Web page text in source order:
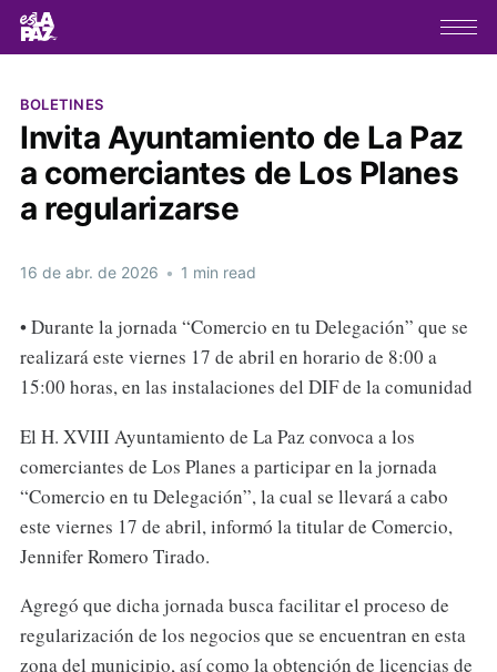
BOLETINES
Invita Ayuntamiento de La Paz
a comerciantes de Los Planes
a regularizarse
16 de abr. de 2026 • 1 min read
• Durante la jornada “Comercio en tu Delegación” que se
realizará este viernes 17 de abril en horario de 8:00 a
15:00 horas, en las instalaciones del DIF de la comunidad
El H. XVIII Ayuntamiento de La Paz convoca a los
comerciantes de Los Planes a participar en la jornada
“Comercio en tu Delegación”, la cual se llevará a cabo
este viernes 17 de abril, informó la titular de Comercio,
Jennifer Romero Tirado.
Agregó que dicha jornada busca facilitar el proceso de
regularización de los negocios que se encuentran en esta
zona del municipio, así como la obtención de licencias de